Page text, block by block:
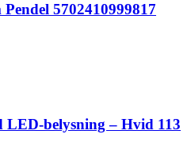
5702410999817
LED-belysning – Hvid 113